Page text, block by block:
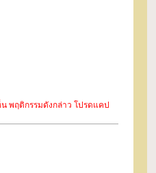
พฤติกรรมดังกล่าว โปรดแคป